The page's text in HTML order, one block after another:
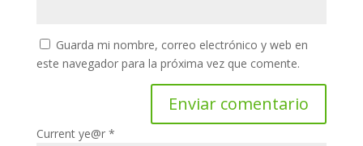
Guarda mi nombre, correo electrónico y web en
este navegador para la próxima vez que comente.
Current ye@r *